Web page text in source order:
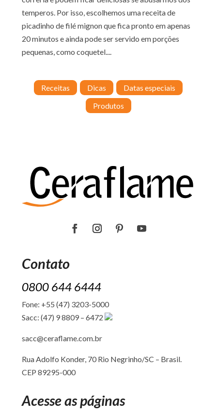
temperos. Por isso, escolhemos uma receita de
picadinho de filé mignon que fica pronto em apenas
20 minutos e ainda pode ser servido em porções
pequenas, como coquetel....
Receitas Dicas
Datas especiais
Produtos
Contato
0800 644 6444
Fone: +55 (47) 3203-5000
Sacc: (47) 9 8809 – 6472
sacc@ceraflame.com.br
Rua Adolfo Konder, 70 Rio Negrinho/SC – Brasil.
CEP 89295-000
Acesse as páginas